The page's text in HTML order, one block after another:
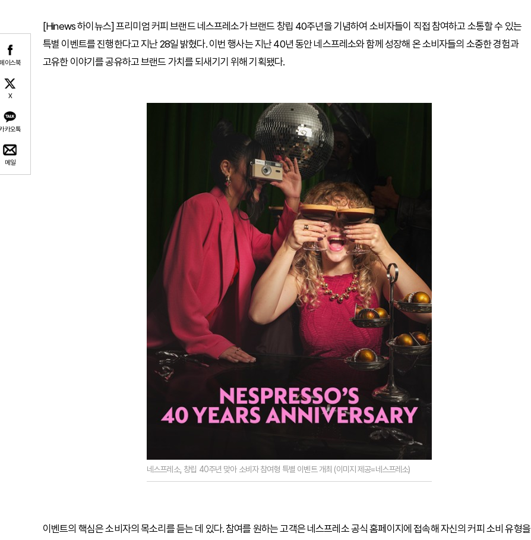
이스북
X
카오톡
메일
[Hinews 하이뉴스] 프리미엄 커피 브랜드 네스프레소가 브랜드 창립 40주년을 기념하여 소비자들이 직접 참여하고 소통할 수 있는
특별 이벤트를 진행한다고 지난 28일 밝혔다. 이번 행사는 지난 40년 동안 네스프레소와 함께 성장해 온 소비자들의 소중한 경험과
고유한 이야기를 공유하고 브랜드 가치를 되새기기 위해 기획됐다.
네스프레소, 창립 40주년 맞아 소비자 참여형 특별 이벤트 개최 (이미지 제공=네스프레소)
이벤트의 핵심은 소비자의 목소리를 듣는 데 있다. 참여를 원하는 고객은 네스프레소 공식 홈페이지에 접속해 자신의 커피 소비 유형을